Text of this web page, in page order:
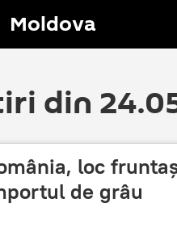
Moldova
din
loc
de grâu